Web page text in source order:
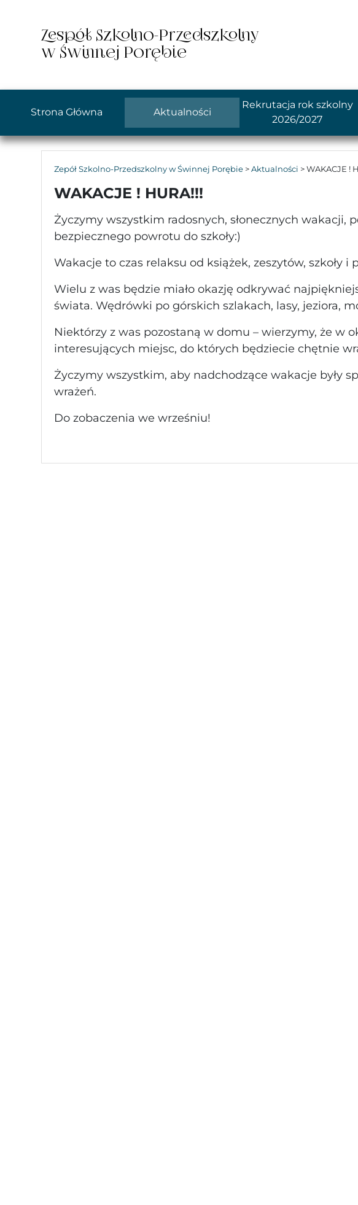
Zespół Szkolno-Przedszkolny
w Świnnej Porębie
Strona Główna Aktualności
Rekrutacja rok szkolny
2026/2027
Zepół Szkolno-Przedszkolny w Świnnej Porębie >Aktualności >WAKACJE !
WAKACJE ! HURA!!!
Życzymy wszystkim radosnych, słonecznych wakacji,
bezpiecznego powrotu do szkoły:)
Wakacje to czas relaksu od książek, zeszytów, szkoły i
Wielu z was będzie miało okazję odkrywać
świata. Wędrówki po górskich szlakach, lasy, jeziora,
Niektórzy z was pozostaną w domu – wierzymy, że w
interesujących miejsc, do których będziecie chętnie
Życzymy wszystkim, aby nadchodzące wakacje były
wrażeń.
Do zobaczenia we wrześniu!